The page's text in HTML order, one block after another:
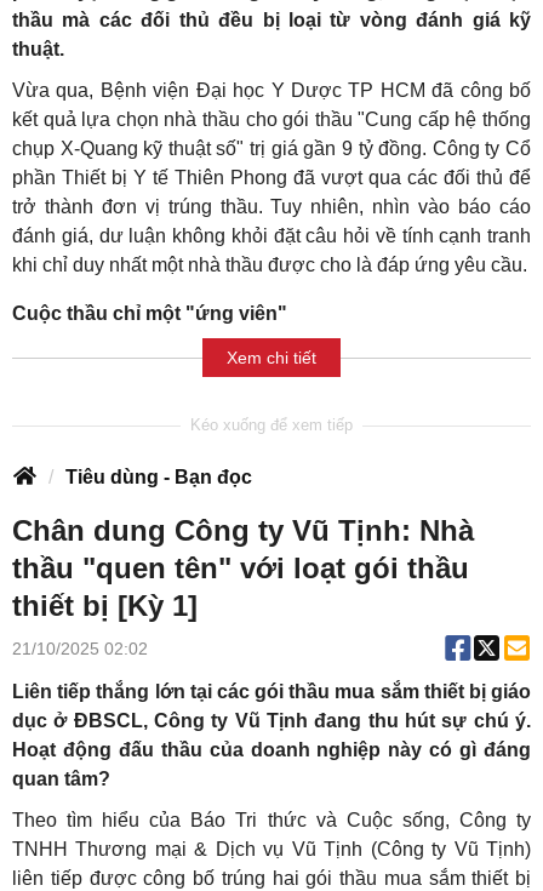
thầu mà các đối thủ đều bị loại từ vòng đánh giá kỹ
thuật.
Vừa qua, Bệnh viện Đại học Y Dược TP HCM đã công bố
kết quả lựa chọn nhà thầu cho gói thầu "Cung cấp hệ thống
chụp X-Quang kỹ thuật số" trị giá gần 9 tỷ đồng. Công ty Cổ
phần Thiết bị Y tế Thiên Phong đã vượt qua các đối thủ để
trở thành đơn vị trúng thầu. Tuy nhiên, nhìn vào báo cáo
đánh giá, dư luận không khỏi đặt câu hỏi về tính cạnh tranh
khi chỉ duy nhất một nhà thầu được cho là đáp ứng yêu cầu.
Cuộc thầu chỉ một "ứng viên"
Xem chi tiết
Tiêu dùng - Bạn đọc
Chân dung Công ty Vũ Tịnh: Nhà
thầu "quen tên" với loạt gói thầu
thiết bị [Kỳ 1]
21/10/2025 02:02
Liên tiếp thắng lớn tại các gói thầu mua sắm thiết bị giáo
dục ở ĐBSCL, Công ty Vũ Tịnh đang thu hút sự chú ý.
Hoạt động đấu thầu của doanh nghiệp này có gì đáng
quan tâm?
Theo tìm hiểu của Báo Tri thức và Cuộc sống, Công ty
TNHH Thương mại & Dịch vụ Vũ Tịnh (Công ty Vũ Tịnh)
liên tiếp được công bố trúng hai gói thầu mua sắm thiết bị